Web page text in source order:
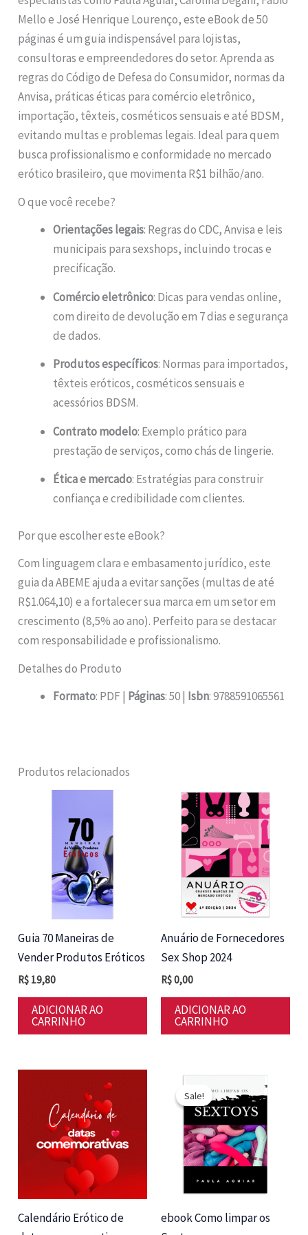
Mello e José Henrique Lourenço, este eBook de 50
páginas é um guia indispensável para lojistas,
consultoras e empreendedores do setor. Aprenda as
regras do Código de Defesa do Consumidor, normas da
Anvisa, práticas éticas para comércio eletrônico,
importação, têxteis, cosméticos sensuais e até BDSM,
evitando multas e problemas legais. Ideal para quem
busca profissionalismo e conformidade no mercado
erótico brasileiro, que movimenta R$1 bilhão/ano.
O que você recebe?
Orientações legais: Regras do CDC, Anvisa e leis
municipais para sexshops, incluindo trocas e
precificação.
Comércio eletrônico: Dicas para vendas online,
com direito de devolução em 7 dias e segurança
de dados.
Produtos específicos: Normas para importados,
têxteis eróticos, cosméticos sensuais e
acessórios BDSM.
Contrato modelo: Exemplo prático para
prestação de serviços, como chás de lingerie.
Ética e mercado: Estratégias para construir
confiança e credibilidade com clientes.
Por que escolher este eBook?
Com linguagem clara e embasamento jurídico, este
guia da ABEME ajuda a evitar sanções (multas de até
R$1.064,10) e a fortalecer sua marca em um setor em
crescimento (8,5% ao ano). Perfeito para se destacar
com responsabilidade e profissionalismo.
Detalhes do Produto
Formato: PDF | Páginas: 50 | Isbn: 9788591065561
Produtos relacionados
Guia 70 Maneiras de
Vender Produtos Eróticos
R$ 19,80
ADICIONAR AO
CARRINHO
Anuário de Fornecedores
Sex Shop 2024
R$0,00
ADICIONAR AO
CARRINHO
Calendário Erótico de
Sale!
Sale!
ebook Como limpar os